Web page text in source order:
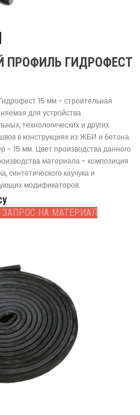
ПРОФИЛЬ ГИДРОФЕСТ
15 мм - строительная
для устройства
технологических и других
в конструкциях из ЖБИ и бетона.
- 15 мм. Цвет производства данного
материала - композиция
синтетического каучука и
модификаторов.
ЗАПРОС НА МАТЕРИАЛ